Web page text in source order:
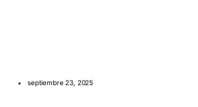
septiembre 23, 2025